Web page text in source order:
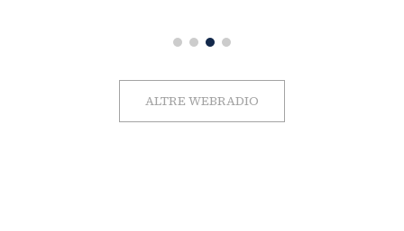
ALTRE WEBRADIO